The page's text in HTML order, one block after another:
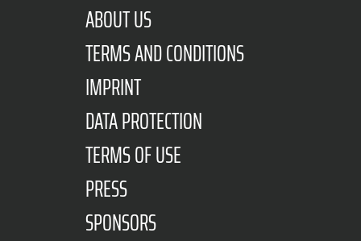
ABOUT US
TERMS AND CONDITIONS
IMPRINT
DATA PROTECTION
TERMS OF USE
PRESS
SPONSORS